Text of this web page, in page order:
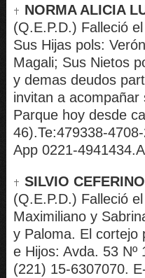
NORMA ALICIA
(Q.E.P.D.) Falleció
Sus Hijas pols:
Magali; Sus Nietos
y demas deudos
invitan a
Parque hoy desde
46).Te:479338-
App 0221-
SILVIO
(Q.E.P.D.) Falleció
Maximiliano y
y Paloma. El cortejo
e Hijos: Avda. 53
(221) 15-6307070.